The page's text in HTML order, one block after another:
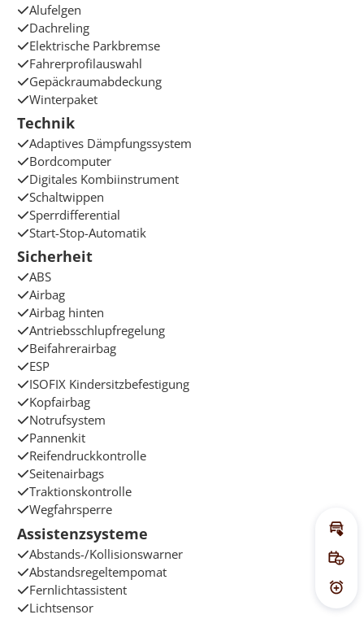
Alufelgen
Dachreling
Elektrische Parkbremse
Fahrerprofilauswahl
Gepäckraumabdeckung
Winterpaket
Technik
Adaptives Dämpfungssystem
Bordcomputer
Digitales Kombiinstrument
Schaltwippen
Sperrdifferential
Start-Stop-Automatik
Sicherheit
ABS
Airbag
Airbag hinten
Antriebsschlupfregelung
Beifahrerairbag
ESP
ISOFIX Kindersitzbefestigung
Kopfairbag
Notrufsystem
Pannenkit
Reifendruckkontrolle
Seitenairbags
Traktionskontrolle
Wegfahrsperre
Assistenzsysteme
Abstands-/Kollisionswarner
Abstandsregeltempomat
Fernlichtassistent
Lichtsensor